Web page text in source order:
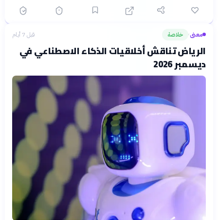
معنى› خلاصة قبل 7 أيام
الرياض تناقش أخلاقيات الذكاء الاصطناعي في
ديسمبر 2026